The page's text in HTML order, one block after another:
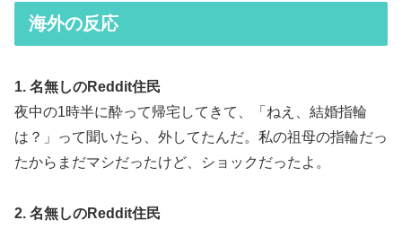
海外の反応
1. 名無しのReddit住民
夜中の1時半に酔って帰宅してきて、「ねえ、結婚指輪
は？」って聞いたら、外してたんだ。私の祖母の指輪だっ
たからまだマシだったけど、ショックだったよ。
2. 名無しのReddit住民